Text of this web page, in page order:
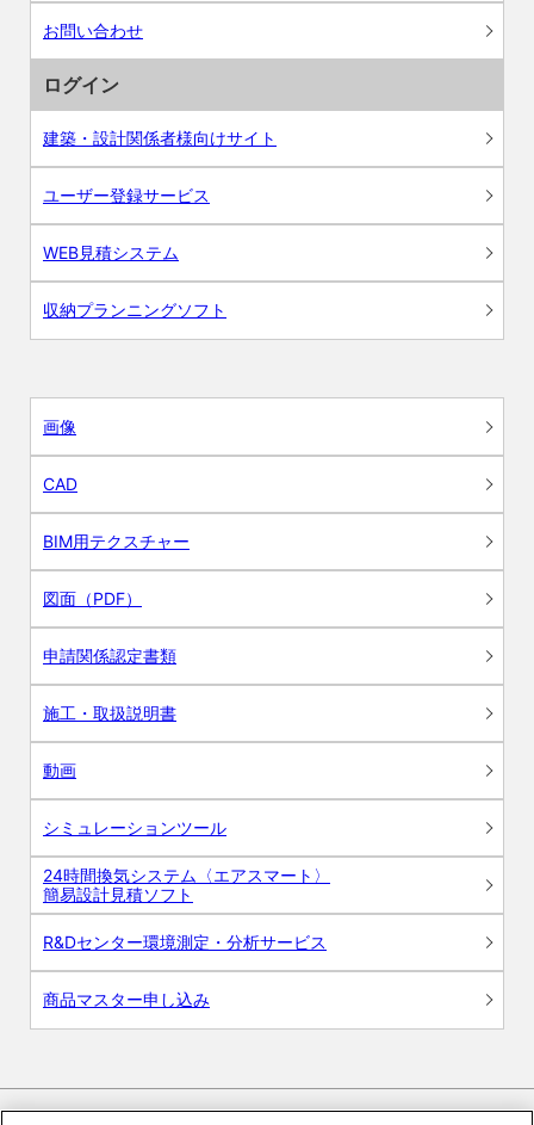
お問い合わせ
ログイン
建築・設計関係者様向けサイト
ユーザー登録サービス
WEB見積システム
収納プランニングソフト
画像
CAD
BIM用テクスチャー
図面（PDF）
申請関係認定書類
施工・取扱説明書
動画
シミュレーションツール
24時間換気システム〈エアスマート〉
簡易設計見積ソフト
R&Dセンター環境測定・分析サービス
商品マスター申し込み